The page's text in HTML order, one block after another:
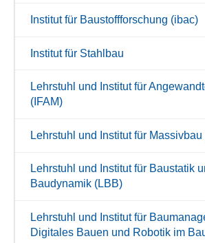
Institut für Baustoffforschung (ibac)
Institut für Stahlbau
Lehrstuhl und Institut für
(IFAM)
Lehrstuhl und Institut für Massivbau
Lehrstuhl und Institut für Baustatik
Baudynamik (LBB)
Lehrstuhl und Institut für
Digitales Bauen und Robotik im